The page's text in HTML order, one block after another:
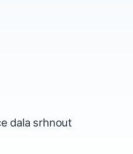
dala srhnout